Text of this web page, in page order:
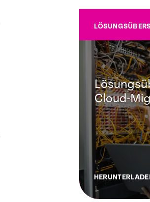
Cloud-